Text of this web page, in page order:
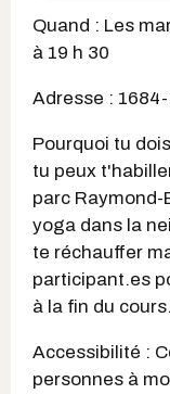
Quand : Les
à 19 h 30
Adresse :
Pourquoi tu
tu peux
parc
yoga dans la
te réchauffer
participant.es
à la fin du cours.
Accessibilité :
personnes à